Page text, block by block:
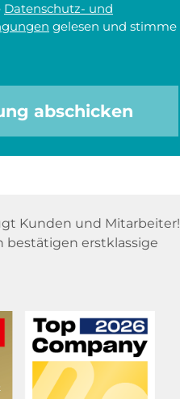
Datenschutz- und
gelesen und stimme
abschicken
Kunden und Mitarbeiter!
bestätigen erstklassige